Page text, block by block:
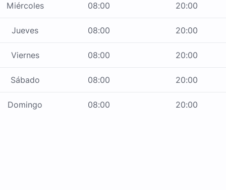
Miércoles 08:00 20:00
Jueves 08:00 20:00
Viernes 08:00 20:00
Sábado 08:00 20:00
Domingo 08:00 20:00